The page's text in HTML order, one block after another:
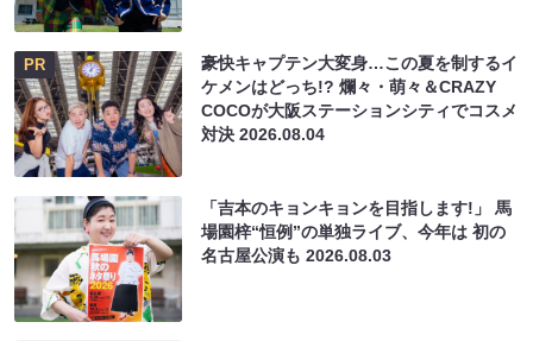
PR
豪快キャプテン大変身…この夏を制するイ
ケメンはどっち!? 爛々・萌々＆CRAZY
COCOが大阪ステーションシティでコスメ
対決2026.08.04
「吉本のキョンキョンを目指します!」 馬
場園梓“恒例”の単独ライブ、今年は 初の
名古屋公演も2026.08.03